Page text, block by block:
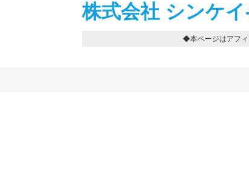
株式会社 シンケ
◆本ページはアフィ